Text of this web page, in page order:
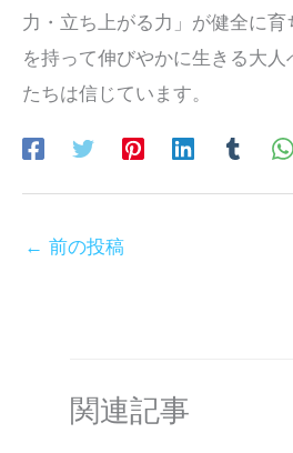
力・立ち上がる力」が健全に
を持って伸びやかに生きる大
たちは信じています。
← 前の投稿
関連記事